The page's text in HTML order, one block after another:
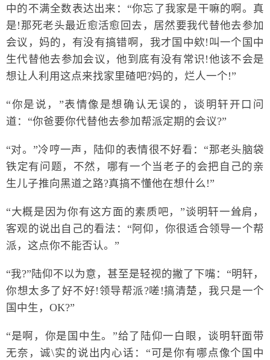
中的不满全数表达出来：“你忘了我家是干嘛的啊。真
是!那死老头最近愈活愈回去，居然要我代替他去参加
会议，妈的，有没有搞错啊，我才国中欸!叫一个国中
生代替他去参加会议，他到底有没有常识!他该不会是
想让人利用这点来找家里碴吧?妈的，烂人一个!”
“你是说，”表情像是想确认无误的，谈明轩开口问
道：“你爸要你代替他去参加帮派定期的会议?”
“对。”冷哼一声，陆仰的表情很不好看：“那老头脑袋
铁定有问题，不然，哪有一个当老子的会把自己的亲
生儿子推向黑道之路?真搞不懂他在想什么!”
“大概是因为你有这方面的素质吧，”谈明轩一耸肩，
客观的说出自己的看法：“阿仰，你很适合领导一个帮
派，这点你不能否认。”
“我?”陆仰不以为意，甚至是轻视的撇了下嘴：“明轩，
你想太多了好不好!领导帮派?嗟!搞清楚，我只是一个
国中生，OK?”
“是啊，你是国中生。”给了陆仰一白眼，谈明轩面带
无奈，诚\实的说出内心话：“可是你有哪点像个国中